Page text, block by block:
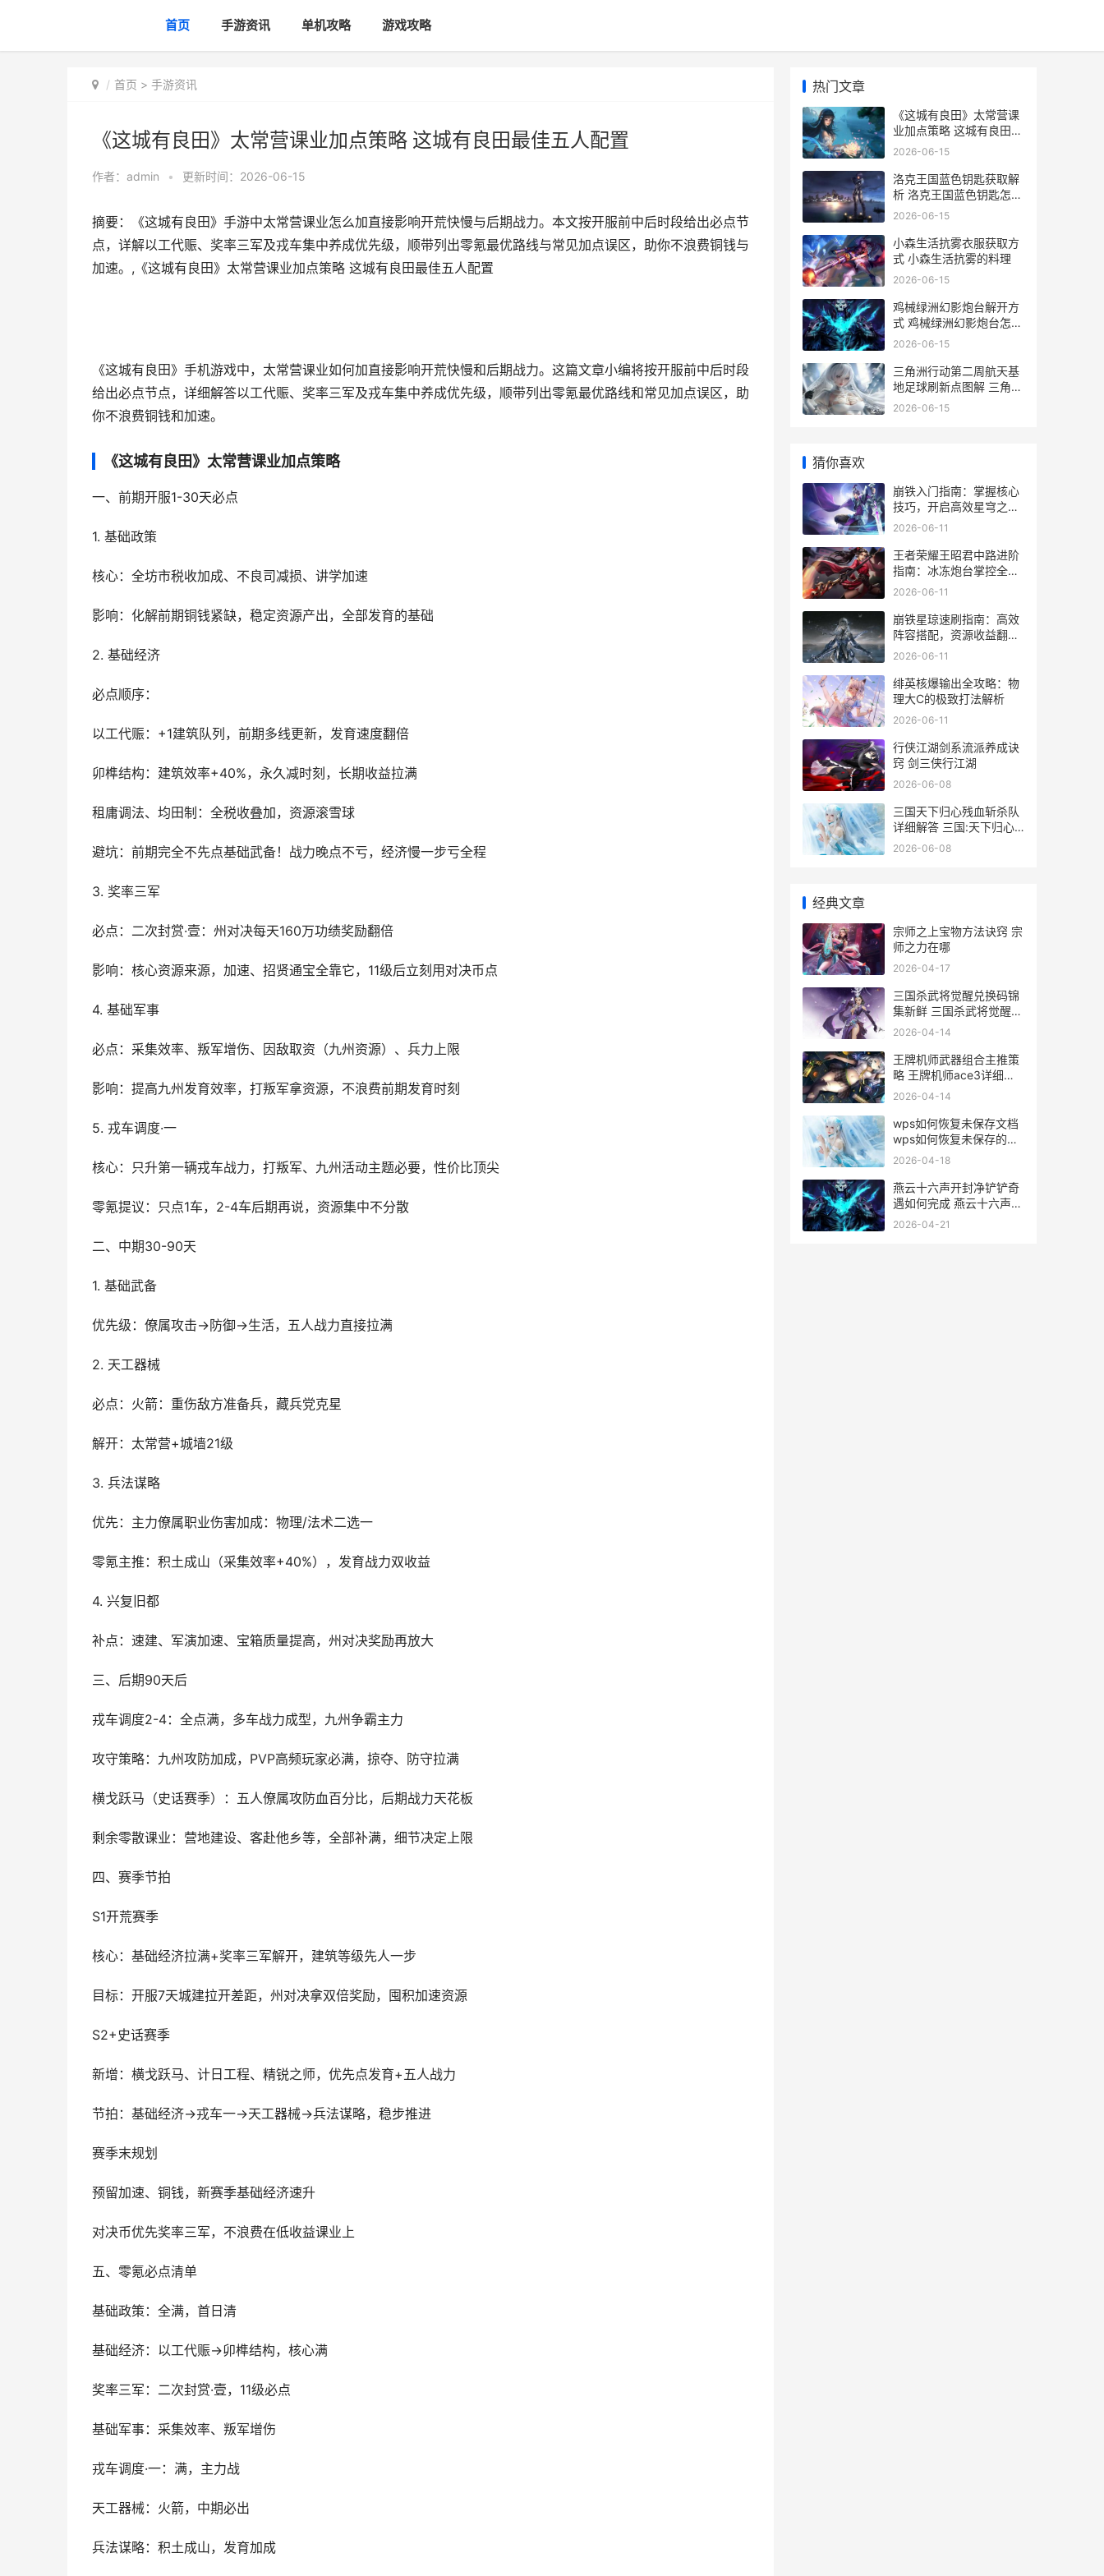
首页 手游资讯 单机攻略 游戏攻略
首页 > 手游资讯
《这城有良田》太常营课业加点策略 这城有良田最佳五人配置
作者： admin • 更新时间：2026-06-15
摘要：《这城有良田》手游中太常营课业怎么加直接影响开荒快慢与后期战力。本文按开服前中后时段给出必点节
点，详解以工代赈、奖率三军及戎车集中养成优先级，顺带列出零氪最优路线与常见加点误区，助你不浪费铜钱与
加速。,《这城有良田》太常营课业加点策略 这城有良田最佳五人配置
《这城有良田》手机游戏中，太常营课业如何加直接影响开荒快慢和后期战力。这篇文章小编将按开服前中后时段
给出必点节点，详细解答以工代赈、奖率三军及戎车集中养成优先级，顺带列出零氪最优路线和常见加点误区，助
你不浪费铜钱和加速。
《这城有良田》太常营课业加点策略
一、前期开服1-30天必点
1. 基础政策
核心：全坊市税收加成、不良司减损、讲学加速
影响：化解前期铜钱紧缺，稳定资源产出，全部发育的基础
2. 基础经济
必点顺序：
以工代赈：+1建筑队列，前期多线更新，发育速度翻倍
卯榫结构：建筑效率+40%，永久减时刻，长期收益拉满
租庸调法、均田制：全税收叠加，资源滚雪球
避坑：前期完全不先点基础武备！战力晚点不亏，经济慢一步亏全程
3. 奖率三军
必点：二次封赏·壹：州对决每天160万功绩奖励翻倍
影响：核心资源来源，加速、招贤通宝全靠它，11级后立刻用对决币点
4. 基础军事
必点：采集效率、叛军增伤、因敌取资（九州资源）、兵力上限
影响：提高九州发育效率，打叛军拿资源，不浪费前期发育时刻
5. 戎车调度·一
核心：只升第一辆戎车战力，打叛军、九州活动主题必要，性价比顶尖
零氪提议：只点1车，2-4车后期再说，资源集中不分散
二、中期30-90天
1. 基础武备
优先级：僚属攻击→防御→生活，五人战力直接拉满
2. 天工器械
必点：火箭：重伤敌方准备兵，藏兵党克星
解开：太常营+城墙21级
3. 兵法谋略
优先：主力僚属职业伤害加成：物理/法术二选一
零氪主推：积土成山（采集效率+40%），发育战力双收益
4. 兴复旧都
补点：速建、军演加速、宝箱质量提高，州对决奖励再放大
三、后期90天后
戎车调度2-4：全点满，多车战力成型，九州争霸主力
攻守策略：九州攻防加成，PVP高频玩家必满，掠夺、防守拉满
横戈跃马（史话赛季）：五人僚属攻防血百分比，后期战力天花板
剩余零散课业：营地建设、客赴他乡等，全部补满，细节决定上限
四、赛季节拍
S1开荒赛季
核心：基础经济拉满+奖率三军解开，建筑等级先人一步
目标：开服7天城建拉开差距，州对决拿双倍奖励，囤积加速资源
S2+史话赛季
新增：横戈跃马、计日工程、精锐之师，优先点发育+五人战力
节拍：基础经济→戎车一→天工器械→兵法谋略，稳步推进
赛季末规划
预留加速、铜钱，新赛季基础经济速升
对决币优先奖率三军，不浪费在低收益课业上
五、零氪必点清单
基础政策：全满，首日清
基础经济：以工代赈→卯榫结构，核心满
奖率三军：二次封赏·壹，11级必点
基础军事：采集效率、叛军增伤
戎车调度·一：满，主力战
天工器械：火箭，中期必出
兵法谋略：积土成山，发育加成
热门文章
《这城有良田》太常营课
业加点策略 这城有良田最
佳五人配置
2026-06-15
洛克王国蓝色钥匙获取解
析 洛克王国蓝色钥匙怎么
获得
2026-06-15
小森生活抗雾衣服获取方
式 小森生活抗雾的料理
2026-06-15
鸡械绿洲幻影炮台解开方
式 鸡械绿洲幻影炮台怎么
解锁
2026-06-15
三角洲行动第二周航天基
地足球刷新点图解 三角洲
行动第二关怎么过
2026-06-15
猜你喜欢
崩铁入门指南：掌握核心
技巧，开启高效星穹之
旅！
2026-06-11
王者荣耀王昭君中路进阶
指南：冰冻炮台掌控全
场！
2026-06-11
崩铁星琼速刷指南：高效
阵容搭配，资源收益翻
倍！
2026-06-11
绯英核爆输出全攻略：物
理大C的极致打法解析
2026-06-11
行侠江湖剑系流派养成诀
窍 剑三侠行江湖
2026-06-08
三国天下归心残血斩杀队
详细解答 三国:天下归心
mod
2026-06-08
经典文章
宗师之上宝物方法诀窍 宗
师之力在哪
2026-04-17
三国杀武将觉醒兑换码锦
集新鲜 三国杀武将觉醒黄
月英
2026-04-14
王牌机师武器组合主推策
略 王牌机师ace3详细攻
略
2026-04-14
wps如何恢复未保存文档
wps如何恢复未保存的表
格
2026-04-18
燕云十六声开封净铲铲奇
遇如何完成 燕云十六声开
封剧情
2026-04-21